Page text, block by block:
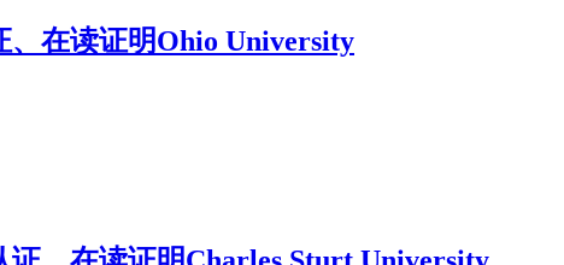
、在读证明Ohio University